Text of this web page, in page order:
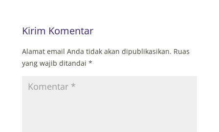
Kirim Komentar
Alamat email Anda tidak akan dipublikasikan. Ruas
yang wajib ditandai *